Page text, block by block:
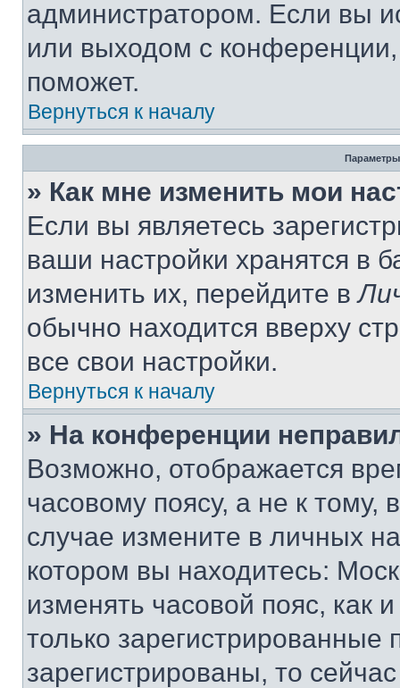
администратором. Если вы
или выходом с
поможет.
Вернуться к началу
Параметры
» Как мне изменить мои
Если вы являетесь
ваши настройки хранятся в
изменить их, перейдите в
обычно находится вверху
все свои настройки.
Вернуться к началу
» На конференции
Возможно, отображается
часовому поясу, а не к тому,
случае измените в личных
котором вы находитесь:
изменять часовой пояс, как
только
зарегистрированы, то